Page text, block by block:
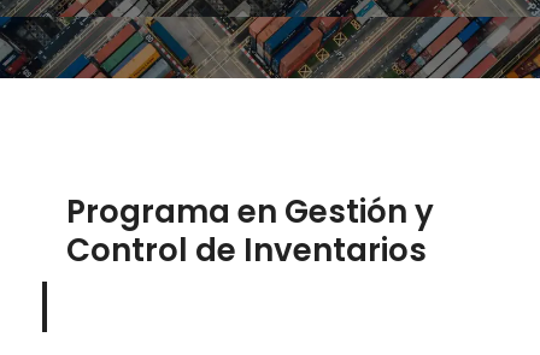
Programa en Gestión y
Control de Inventarios